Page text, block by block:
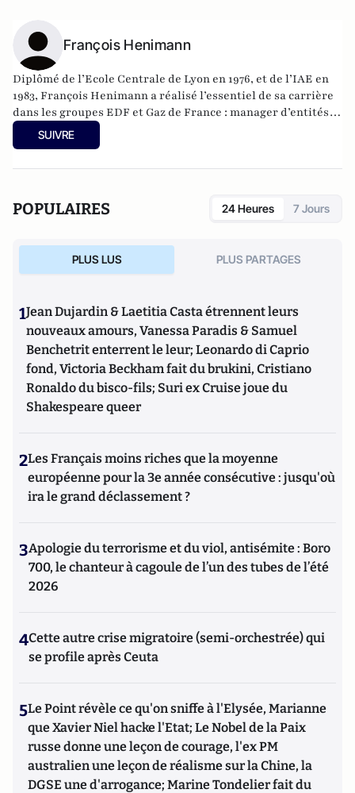
François Henimann
Diplômé de l’Ecole Centrale de Lyon en 1976, et de l’IAE en
1983, François Henimann a réalisé l’essentiel de sa carrière
dans les groupes EDF et Gaz de France : manager d’entités
opérationnelles, responsable ressources humaines,
développeur et administrateur des filiales de Gaz de France
2013, il est consultant indépendant dans le domaine de
SUIVRE
POPULAIRES 24 Heures 7 Jours
PLUS LUS PLUS PARTAGES
1Jean Dujardin & Laetitia Casta étrennent leurs
nouveaux amours, Vanessa Paradis & Samuel
Benchetrit enterrent le leur; Leonardo di Caprio
fond, Victoria Beckham fait du brukini, Cristiano
Ronaldo du bisco-fils; Suri ex Cruise joue du
Shakespeare queer
2Les Français moins riches que la moyenne
européenne pour la 3e année consécutive : jusqu'où
ira le grand déclassement ?
3Apologie du terrorisme et du viol, antisémite : Boro
700, le chanteur à cagoule de l’un des tubes de l’été
2026
4Cette autre crise migratoire (semi-orchestrée) qui
se profile après Ceuta
5Le Point révèle ce qu'on sniffe à l'Elysée, Marianne
que Xavier Niel hacke l'Etat; Le Nobel de la Paix
russe donne une leçon de courage, l'ex PM
australien une leçon de réalisme sur la Chine, la
DGSE une d'arrogance; Marine Tondelier fait du